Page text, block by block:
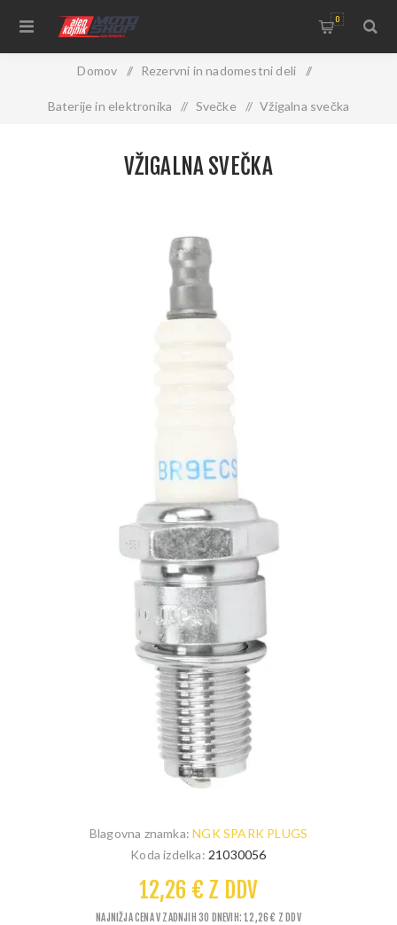
0
Domov / Rezervni in nadomestni deli /
Baterije in elektronika / Svečke / Vžigalna svečka
VŽIGALNA SVEČKA
Blagovna znamka: NGK SPARK PLUGS
Koda izdelka: 21030056
12,26 € Z DDV
NAJNIŽJA CENA V ZADNJIH 30 DNEVIH: 12,26 € Z DDV